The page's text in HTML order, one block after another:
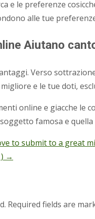
e le preferenze
alle tue
Aiutano
Verso
e le tue doti,
online e giacche
famosa e
to submit to a great
→
Required fields are